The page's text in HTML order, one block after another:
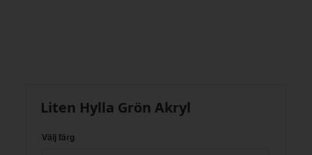
Liten Hylla Grön Akryl
Välj färg